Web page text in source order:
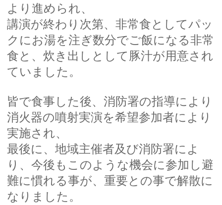
より進められ、
講演が終わり次第、非常食としてパッ
クにお湯を注ぎ数分でご飯になる非常
食と、炊き出しとして豚汁が用意され
ていました。
皆で食事した後、消防署の指導により
消火器の噴射実演を希望参加者により
実施され、
最後に、地域主催者及び消防署によ
り、今後もこのような機会に参加し避
難に慣れる事が、重要との事で解散に
なりました。